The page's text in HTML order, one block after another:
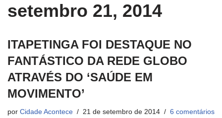
setembro 21, 2014
ITAPETINGA FOI DESTAQUE NO
FANTÁSTICO DA REDE GLOBO
ATRAVÉS DO ‘SAÚDE EM
MOVIMENTO’
por Cidade Acontece 21 de setembro de 2014 6 comentários